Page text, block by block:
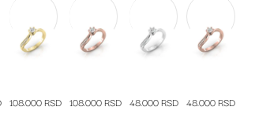
108.000 RSD 108.000 RSD 48.000 RSD 48.000 RSD